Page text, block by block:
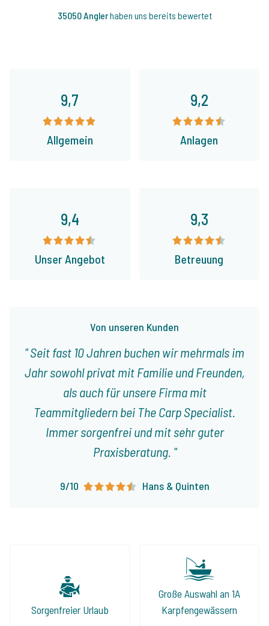
35050 Anglerhaben uns bereits bewertet
9,7
Allgemein
9,2
Anlagen
Von unseren Kunden
Seit fast 10 Jahren buchen wir mehrmals im
Jahr sowohl privat mit Familie und Freunden,
als auch für unsere Firma mit
Teammitgliedern bei The Carp Specialist.
Immer sorgenfrei und mit sehr guter
Praxisberatung.
9/10 Hans & Quinten
9,4
Unser Angebot
9,3
Betreuung
Sorgenfreier Urlaub
Große Auswahl an 1A
Karpfengewässern